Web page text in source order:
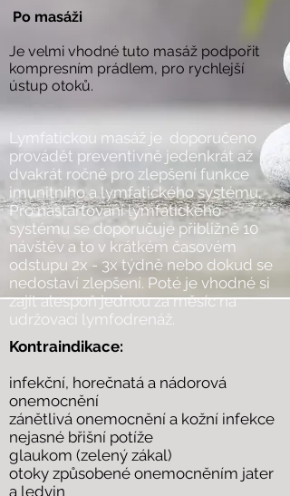
Po masáži
Je velmi vhodné tuto masáž podpořit
kompresním prádlem, pro rychlejší
ústup otoků.
Lymfatickou masáž je doporučeno
provádět preventivně jedenkrát až
dvakrát ročně pro zlepšení funkce
imunitního a lymfatického systému.
Pro nastartování lymfatického
systému se doporučuje přibližně 10
návštěv a to v krátkém časovém
odstupu 2x - 3x týdně nebo dokud se
nedostaví zlepšení. Poté je vhodné si
zajít alespoň jednou za měsíc na
udržovací lymfodrenáž.
Kontraindikace:
infekční, horečnatá a nádorová
onemocnění
zánětlivá onemocnění a kožní infekce
nejasné břišní potíže
glaukom (zelený zákal)
otoky způsobené onemocněním jater
a ledvin